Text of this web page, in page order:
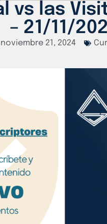
vs las
– 21/11/
noviembre 21, 2024